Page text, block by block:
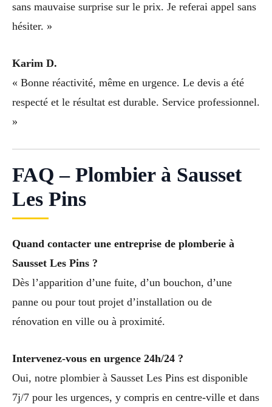
sans mauvaise surprise sur le prix. Je referai appel sans
hésiter. »
Karim D.
« Bonne réactivité, même en urgence. Le devis a été
respecté et le résultat est durable. Service professionnel.
»
FAQ – Plombier à Sausset
Les Pins
Quand contacter une entreprise de plomberie à
Sausset Les Pins ?
Dès l’apparition d’une fuite, d’un bouchon, d’une
panne ou pour tout projet d’installation ou de
rénovation en ville ou à proximité.
Intervenez-vous en urgence 24h/24 ?
Oui, notre plombier à Sausset Les Pins est disponible
7j/7 pour les urgences, y compris en centre-ville et dans